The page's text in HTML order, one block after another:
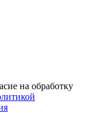
на обработку